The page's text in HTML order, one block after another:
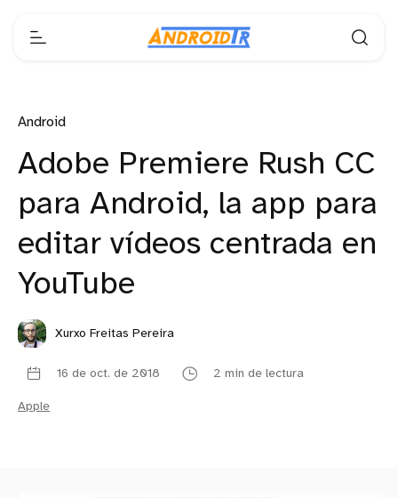
Android
Adobe Premiere Rush CC
para Android, la app para
editar vídeos centrada en
YouTube
Xurxo Freitas Pereira
16 de oct. de 2018 2 min de lectura
Apple